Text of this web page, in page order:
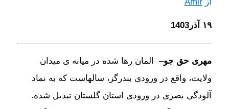
۱۹ آذر1403
مهری حق جو– المان رها شده در میانه ی میدان
ولایت، واقع در ورودی بندرگز، سالهاست که به نماد
آلودگی بصری در ورودی استان گلستان تبدیل شده.